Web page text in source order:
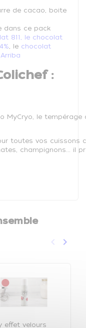
de cacao, boite
dans ce pack
811, le chocolat
, le chocolat
:
MyCryo, le
toutes vos cuissons
champignons... il
Précédent
keyboard_arrow_left keyboard_arrow_right
effet velours